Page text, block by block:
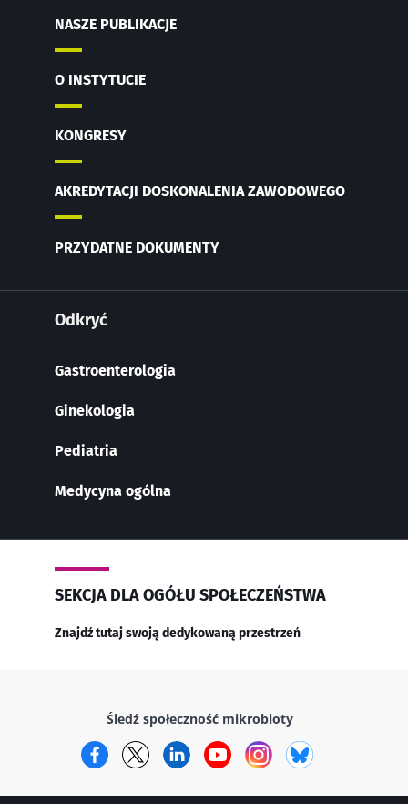
NASZE PUBLIKACJE
O INSTYTUCIE
KONGRESY
AKREDYTACJI DOSKONALENIA ZAWODOWEGO
PRZYDATNE DOKUMENTY
Odkryć
Gastroenterologia
Ginekologia
Pediatria
Medycyna ogólna
SEKCJA DLA OGÓŁU SPOŁECZEŃSTWA
Znajdź tutaj swoją dedykowaną przestrzeń
Śledź społeczność mikrobioty
FacebookTwitterLinkedInYouTubeInstagram